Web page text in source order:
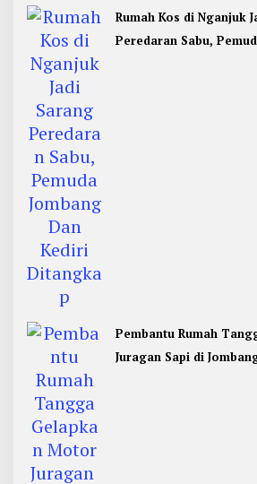
Rumah Kos di Nganjuk
Peredaran Sabu,
Pembantu Rumah
Juragan Sapi di